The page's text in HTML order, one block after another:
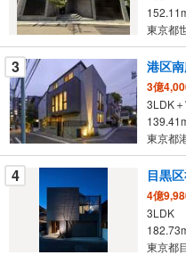
イ
ペ
ー
ジ
に
保
存
す
る
東京都
3 港区
3億
東京都
4 目黒
4億
3LDK
東京都